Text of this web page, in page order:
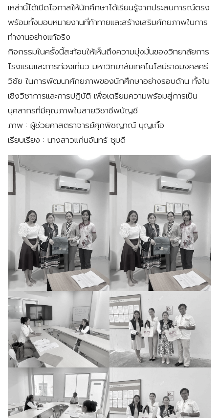
เหล่านี้ได้เปิดโอกาสให้นักศึกษาได้เรียนรู้จากประสบการณ์ตรง
พร้อมทั้งมอบหมายงานที่ท้าทายและสร้างเสริมศักยภาพในการ
ทำงานอย่างแท้จริง
กิจกรรมในครั้งนี้สะท้อนให้เห็นถึงความมุ่งมั่นของวิทยาลัยการ
โรงแรมและการท่องเที่ยว มหาวิทยาลัยเทคโนโลยีราชมงคลศรี
วิชัย ในการพัฒนาศักยภาพของนักศึกษาอย่างรอบด้าน ทั้งใน
เชิงวิชาการและการปฏิบัติ เพื่อเตรียมความพร้อมสู่การเป็น
บุคลากรที่มีคุณภาพในสายวิชาชีพบัญชี
ภาพ : ผู้ช่วยศาสตราจารย์ศุกพิชญาณ์ บุญเกื้อ
เรียบเรียง : นางสาวแก่นจันทร์ ชุมดี